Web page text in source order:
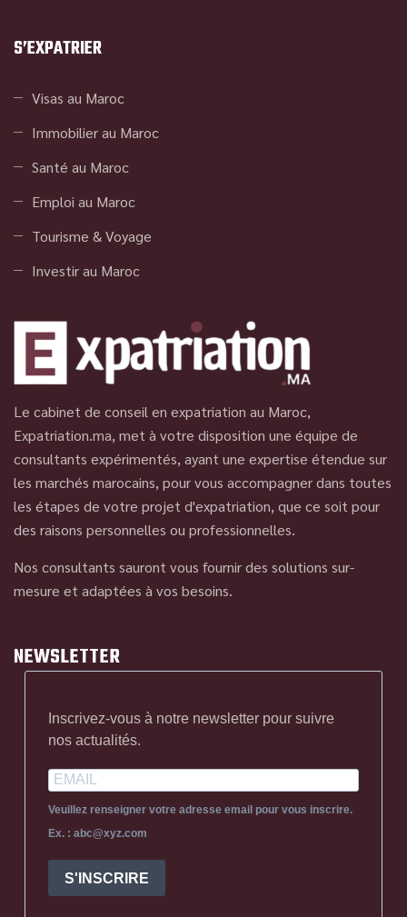
S’EXPATRIER
Visas au Maroc
Immobilier au Maroc
Santé au Maroc
Emploi au Maroc
Tourisme & Voyage
Investir au Maroc
Le cabinet de conseil en expatriation au Maroc,
Expatriation.ma, met à votre disposition une équipe de
consultants expérimentés, ayant une expertise étendue sur
les marchés marocains, pour vous accompagner dans toutes
les étapes de votre projet d'expatriation, que ce soit pour
des raisons personnelles ou professionnelles.
Nos consultants sauront vous fournir des solutions sur-
mesure et adaptées à vos besoins.
NEWSLETTER
Inscrivez-vous à notre newsletter pour suivre
nos actualités.
Veuillez renseigner votre adresse email pour vous inscrire.
Ex. : abc@xyz.com
S'INSCRIRE